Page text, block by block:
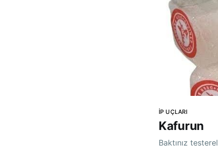
İP UÇLARI
Kafurun
Baktınız